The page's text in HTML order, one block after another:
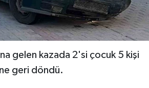
gelen kazada 2'si çocuk 5 kişi
geri döndü.